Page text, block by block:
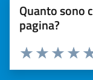
Quanto sono
pagina?
Valuta 3
Valuta 2
Valuta 1 stelle su